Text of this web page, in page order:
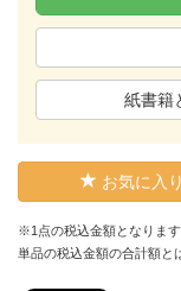
紙書籍
お気に入り
※1点の税込金額となりま
単品の税込金額の合計額と